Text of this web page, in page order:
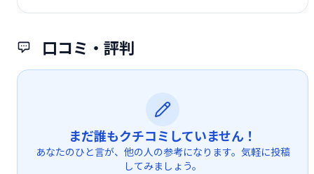
口コミ・評判
まだ誰もクチコミしていません！
あなたのひと言が、他の人の参考になります。気軽に投稿
してみましょう。